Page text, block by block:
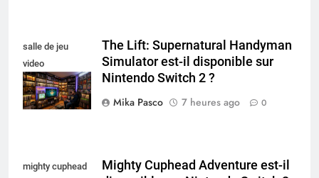
salle de jeu
video
collectionneur
The Lift: Supernatural Handyman
Simulator est-il disponible sur
Nintendo Switch 2 ?
Mika Pasco
7 heures ago 0
mighty cuphead
Mighty Cuphead Adventure est-il